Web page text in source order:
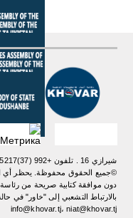
شيرازي 16 . تلفون +992 (37)2385217, +992 (37) 2232383فاكس.
©جميع الحقوق محفوظة. يحظر أي
دون موافقة كتابية صريحة من رئاسة
بالارتباط التشعبي إلى "خاور" في
info@khovar.tj، niat@khovar.tj